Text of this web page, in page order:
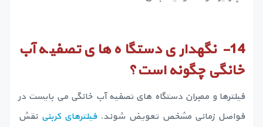
14-
نگهداری دستگاه های تصفیه آب
خانگی چگونه است؟
فیلترها و ممبران دستگاه های تصفیه آب خانگی می بایست در
فواصل زمانی مشخص تعویض شوند.فیلترهای کربنی نقش